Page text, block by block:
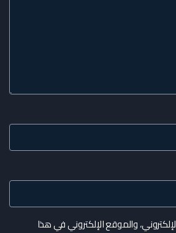
والموقع الإلكتروني في هذا